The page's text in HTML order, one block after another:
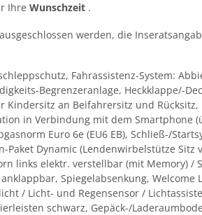
IhreWunschzeit .
werden, die
Fahrassistenz-System:
Begrenzeranlage, Heckklappe/-
an Beifahrersitz und
in Verbindung mit dem Smartphone
Euro 6e (EU6 EB), Schließ-/
Paket Dynamic (Lendenwirbelstütze
links elektr. verstellbar (mit Memory) /
Spiegelabsenkung, Welcome
/ Licht- und Regensensor /
schwarz, Gepäck-/